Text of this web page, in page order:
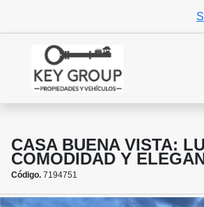
CASA BUENA VISTA:
COMODIDAD Y
Código. 7194751